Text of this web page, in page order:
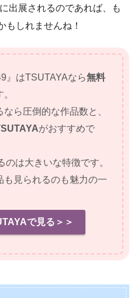
出展されるのであれば、も
もしれませんね！
』はTSUTAYAなら無料
ら圧倒的な作品数と、
がおすすめで
は大きいな特徴です。
も見られるのも魅力の一
で見る＞＞